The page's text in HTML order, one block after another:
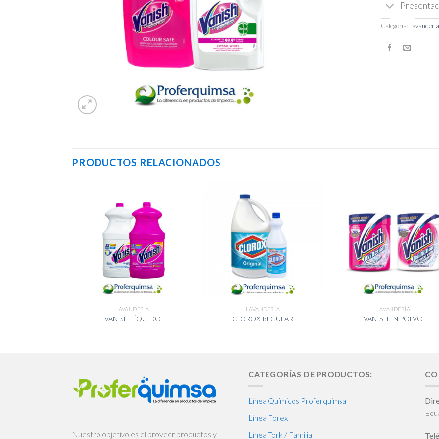
Categoría: Lavandería
PRODUCTOS RELACIONADOS
LAVANDERÍA
VANISH LÍQUIDO
LAVANDERÍA
CLOROX REGULAR
LAVANDERÍA
VANISH EN POLVO
Nuestro objetivo es el proveer productos y
CATEGORÍAS DE PRODUCTOS:
Línea Químicos Proferquimsa
Línea Forex
Línea Tork / Familia